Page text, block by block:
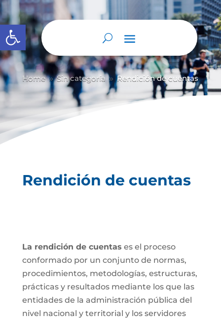
Abrir barra de herramientas
Home 9 Sin categoría 9 Rendición de cuentas
Rendición de cuentas
La rendición de cuentas es el proceso
conformado por un conjunto de normas,
procedimientos, metodologías, estructuras,
prácticas y resultados mediante los que las
entidades de la administración pública del
nivel nacional y territorial y los servidores